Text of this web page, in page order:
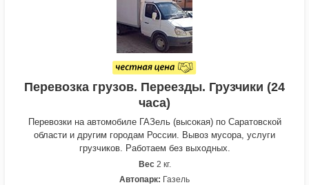
Перевозка грузов. Переезды. Грузчики (24
часа)
Перевозки на автомобиле ГАЗель (высокая) по Саратовской
области и другим городам России. Вывоз мусора, услуги
грузчиков. Работаем без выходных.
Вес2 кг.
Автопарк: Газель